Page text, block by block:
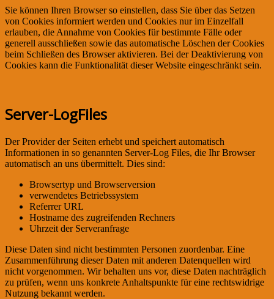
Sie können Ihren Browser so einstellen, dass Sie über das Setzen
von Cookies informiert werden und Cookies nur im Einzelfall
erlauben, die Annahme von Cookies für bestimmte Fälle oder
generell ausschließen sowie das automatische Löschen der Cookies
beim Schließen des Browser aktivieren. Bei der Deaktivierung von
Cookies kann die Funktionalität dieser Website eingeschränkt sein.
Server-LogFiles
Der Provider der Seiten erhebt und speichert automatisch
Informationen in so genannten Server-Log Files, die Ihr Browser
automatisch an uns übermittelt. Dies sind:
Browsertyp und Browserversion
verwendetes Betriebssystem
Referrer URL
Hostname des zugreifenden Rechners
Uhrzeit der Serveranfrage
Diese Daten sind nicht bestimmten Personen zuordenbar. Eine
Zusammenführung dieser Daten mit anderen Datenquellen wird
nicht vorgenommen. Wir behalten uns vor, diese Daten nachträglich
zu prüfen, wenn uns konkrete Anhaltspunkte für eine rechtswidrige
Nutzung bekannt werden.